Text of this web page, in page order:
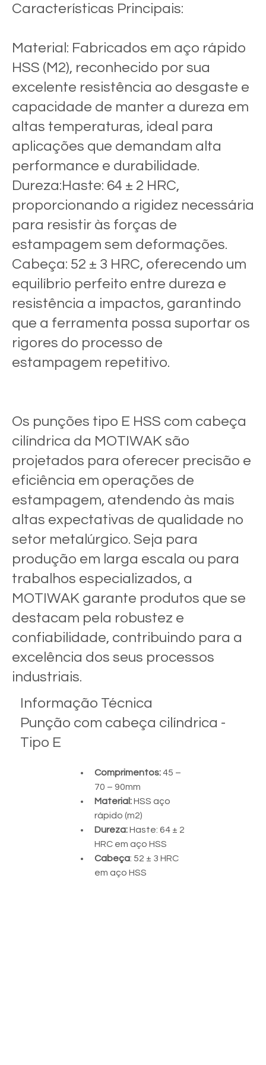
Características Principais:
Material: Fabricados em aço rápido
HSS (M2), reconhecido por sua
excelente resistência ao desgaste e
capacidade de manter a dureza em
altas temperaturas, ideal para
aplicações que demandam alta
performance e durabilidade.
Dureza:Haste: 64 ± 2 HRC,
proporcionando a rigidez necessária
para resistir às forças de
estampagem sem deformações.
Cabeça: 52 ± 3 HRC, oferecendo um
equilíbrio perfeito entre dureza e
resistência a impactos, garantindo
que a ferramenta possa suportar os
rigores do processo de
estampagem repetitivo.
Os punções tipo E HSS com cabeça
cilíndrica da MOTIWAK são
projetados para oferecer precisão e
eficiência em operações de
estampagem, atendendo às mais
altas expectativas de qualidade no
setor metalúrgico. Seja para
produção em larga escala ou para
trabalhos especializados, a
MOTIWAK garante produtos que se
destacam pela robustez e
confiabilidade, contribuindo para a
excelência dos seus processos
industriais.
Informação Técnica
Punção com cabeça cilíndrica -
Tipo E
Comprimentos: 45 –
70 – 90mm
Material: HSS aço
rápido (m2)
Dureza: Haste: 64 ± 2
HRC em aço HSS
Cabeça: 52 ± 3 HRC
em aço HSS